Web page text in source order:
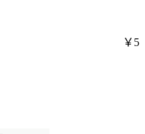
￥5